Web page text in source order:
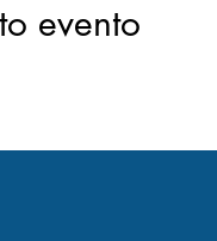
evento